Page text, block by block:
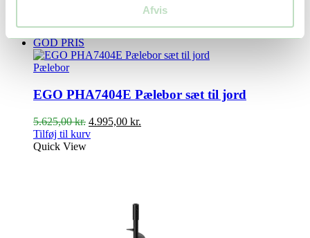
Afvis
Relaterede produkter
GOD PRIS
Pælebor
EGO PHA7404E Pælebor sæt til jord
5.625,00kr. Den
oprindelige
4.995,00 kr.
Tilføj til kurv
Quick View